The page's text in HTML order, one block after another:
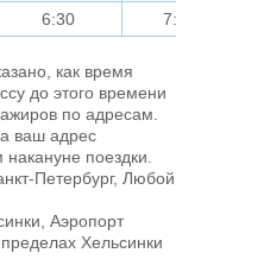
6:30 7:00
как время
до этого времени
по адресам.
ваш адрес
поездки.
Петербург, Любой
Аэропорт
Хельсинки